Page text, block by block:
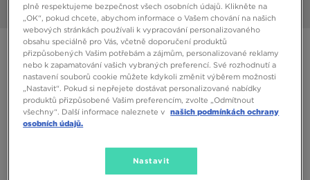
NIKE REACT VISION
2090 Kč
Dostupné Barvy
plně respektujeme bezpečnost všech osobních údajů. Klikněte na
„OK“, pokud chcete, abychom informace o Vašem chování na našich
webových stránkách používali k vypracování personalizovaného
obsahu speciálně pro Vás, včetně doporučení produktů
přizpůsobených Vašim potřebám a zájmům, personalizované reklamy
nebo k zapamatování vašich vybraných preferencí. Své rozhodnutí a
nastavení souborů cookie můžete kdykoli změnit výběrem možnosti
„Nastavit“. Pokud si nepřejete dostávat personalizované nabídky
produktů přizpůsobené Vašim preferencím, zvolte „Odmítnout
všechny“. Další informace naleznete v našich podmínkách ochrany
osobních údajů.
Nastavit